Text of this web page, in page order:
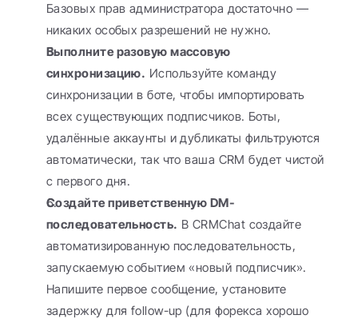
Базовых прав администратора достаточно —
никаких особых разрешений не нужно.
Выполните разовую массовую
синхронизацию. Используйте команду
синхронизации в боте, чтобы импортировать
всех существующих подписчиков. Боты,
удалённые аккаунты и дубликаты фильтруются
автоматически, так что ваша CRM будет чистой
с первого дня.
Создайте приветственную DM-
последовательность. В CRMChat создайте
автоматизированную последовательность,
запускаемую событием «новый подписчик».
Напишите первое сообщение, установите
задержку для follow-up (для форекса хорошо